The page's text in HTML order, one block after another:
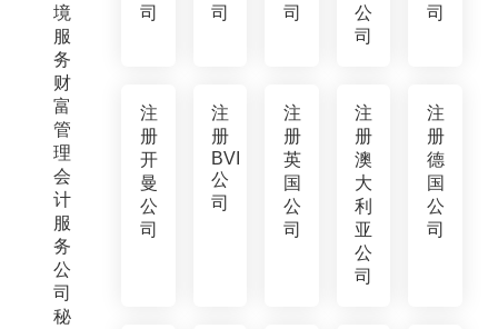
境
服
务
财
富
管
理
会
计
服
务
公
司
秘
司
司
司
公
司
司
注
册
开
曼
公
司
注
册
BVI
公
司
注
册
英
国
公
司
注
册
澳
大
利
亚
公
司
注
册
德
国
公
司